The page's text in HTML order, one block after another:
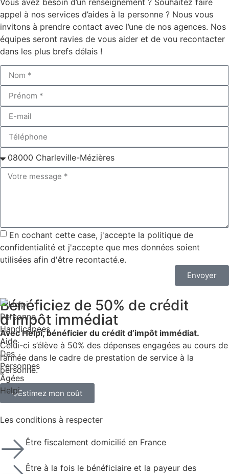
Vous avez besoin d’un renseignement ? Souhaitez faire
appel à nos services d’aides à la personne ? Nous vous
invitons à prendre contact avec l’une de nos agences. Nos
équipes seront ravies de vous aider et de vou recontacter
dans les plus brefs délais !
En cochant cette case, j'accepte la politique de
confidentialité et j'accepte que mes données soient
utilisées afin d'être recontacté.e.
Envoyer
Bénéficiez de 50% de crédit
d’impôt immédiat
Avec Helpi, bénéficier du crédit d’impôt immédiat.
Celui-ci s’élève à 50% des dépenses engagées au cours de
l’année dans le cadre de prestation de service à la
personne.
Estimez mon coût
Les conditions à respecter
Être fiscalement domicilié en France
Être à la fois le bénéficiaire et la payeur des